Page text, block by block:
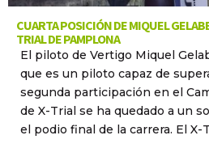
CUARTA POSICIÓN DE MIQUEL
TRIAL DE PAMPLONA
El piloto de Vertigo Miquel
que es un piloto capaz de
segunda participación en el
de X-Trial se ha quedado a un
el podio final de la carrera. El X-